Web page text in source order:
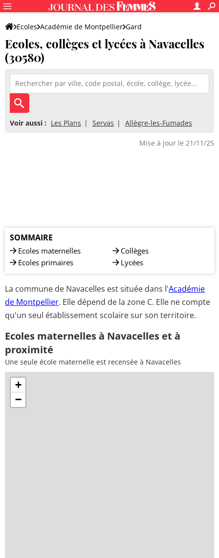
Ecoles Académie de Montpellier Gard
Ecoles, collèges et lycées à Navacelles
(30580)
Voir aussi : Les Plans Servas Allègre-les-Fumades
Mise à jour le 21/11/25
SOMMAIRE
Ecoles maternelles
Ecoles primaires
Collèges
Lycées
La commune de Navacelles est située dans l'Académie
de Montpellier. Elle dépend de la zone C. Elle ne compte
qu'un seul établissement scolaire sur son territoire.
Ecoles maternelles à Navacelles et à
proximité
Une seule école maternelle est recensée à Navacelles
+
−